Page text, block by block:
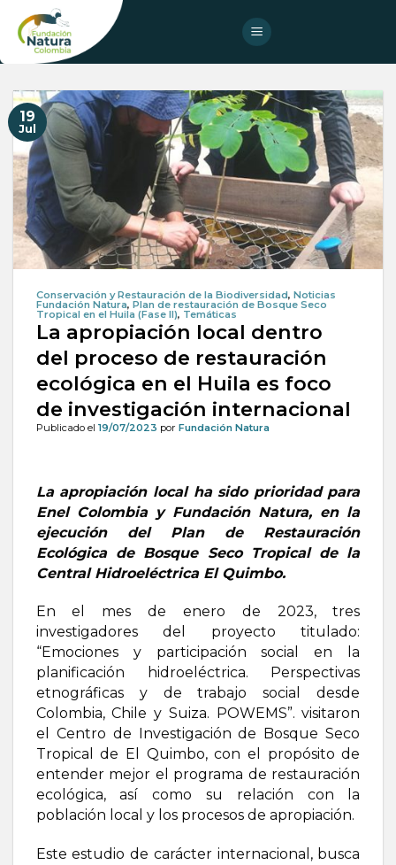
content
19
Jul
Conservación y Restauración de la Biodiversidad, Noticias
Fundación Natura, Plan de restauración de Bosque Seco
Tropical en el Huila (Fase II), Temáticas
La apropiación local dentro
del proceso de restauración
ecológica en el Huila es foco
de investigación internacional
Publicado el 19/07/2023 por Fundación Natura
La apropiación local ha sido prioridad para
Enel Colombia y Fundación Natura, en la
ejecución del Plan de Restauración
Ecológica de Bosque Seco Tropical de la
Central Hidroeléctrica El Quimbo.
En el mes de enero de 2023, tres
investigadores del proyecto titulado:
“Emociones y participación social en la
planificación hidroeléctrica. Perspectivas
etnográficas y de trabajo social desde
Colombia, Chile y Suiza. POWEMS”. visitaron
el Centro de Investigación de Bosque Seco
Tropical de El Quimbo, con el propósito de
entender mejor el programa de restauración
ecológica, así como su relación con la
población local y los procesos de apropiación.
Este estudio de carácter internacional, busca